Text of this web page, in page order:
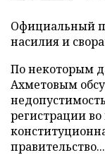
Официальный
насилия и
По некоторым
Ахметовым
регистрации
правительство...